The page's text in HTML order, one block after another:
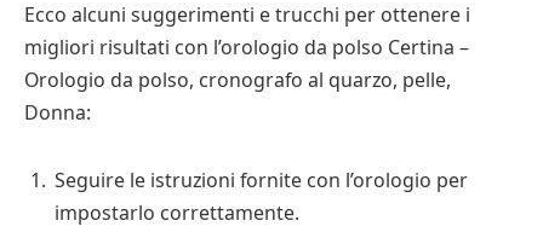
Ecco alcuni suggerimenti e trucchi per ottenere i
migliori risultati con l’orologio da polso Certina –
Orologio da polso, cronografo al quarzo, pelle,
Donna:
Seguire le istruzioni fornite con l’orologio per
impostarlo correttamente.